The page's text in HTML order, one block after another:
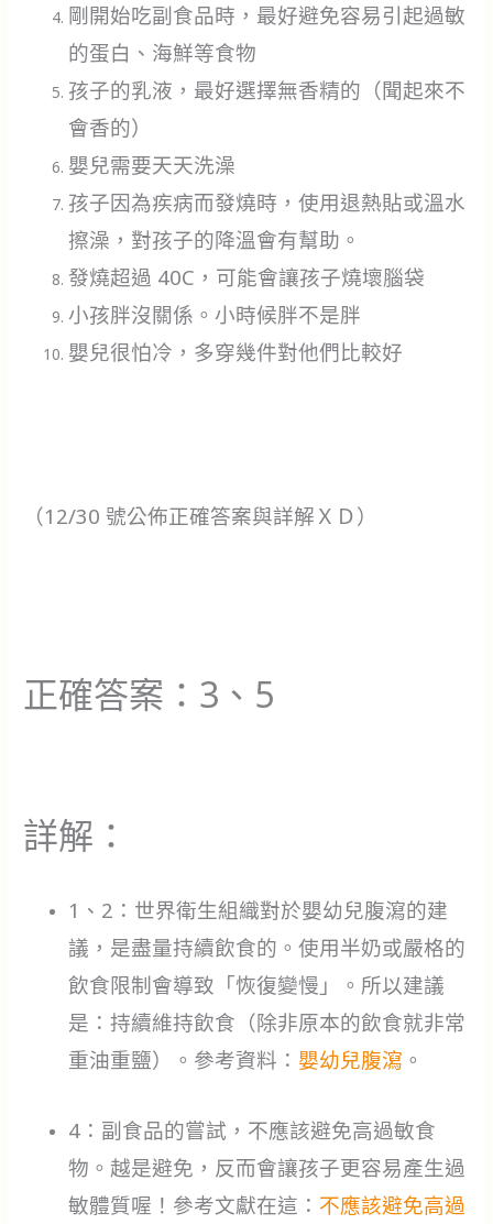
剛開始吃副食品時，最好避免容易引起過敏
的蛋白、海鮮等食物
孩子的乳液，最好選擇無香精的（聞起來不
會香的）
嬰兒需要天天洗澡
孩子因為疾病而發燒時，使用退熱貼或溫水
擦澡，對孩子的降溫會有幫助。
發燒超過 40C，可能會讓孩子燒壞腦袋
小孩胖沒關係。小時候胖不是胖
嬰兒很怕冷，多穿幾件對他們比較好
（12/30 號公佈正確答案與詳解ＸＤ）
正確答案：3、5
詳解：
1、2：世界衛生組織對於嬰幼兒腹瀉的建
議，是盡量持續飲食的。使用半奶或嚴格的
飲食限制會導致「恢復變慢」。所以建議
是：持續維持飲食（除非原本的飲食就非常
重油重鹽）。參考資料： 嬰幼兒腹瀉 。
4：副食品的嘗試，不應該避免高過敏食
物。越是避免，反而會讓孩子更容易產生過
敏體質喔！參考文獻在這： 不應該避免高過